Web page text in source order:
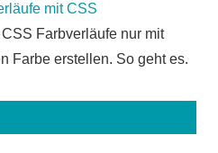
mit CSS
Farbverläufe nur mit
Farbe erstellen. So geht es.